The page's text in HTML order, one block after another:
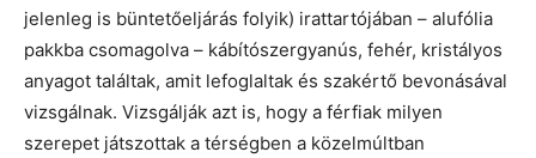
jelenleg is büntetőeljárás folyik) irattartójában – alufólia
pakkba csomagolva – kábítószergyanús, fehér, kristályos
anyagot találtak, amit lefoglaltak és szakértő bevonásával
vizsgálnak. Vizsgálják azt is, hogy a férfiak milyen
szerepet játszottak a térségben a közelmúltban